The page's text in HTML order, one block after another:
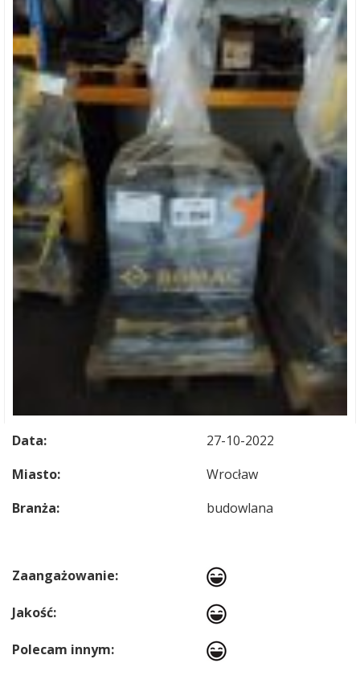
Data:
27-10-2022
Miasto:
Wrocław
Branża:
budowlana
Zaangażowanie:
Jakość:
Polecam innym: